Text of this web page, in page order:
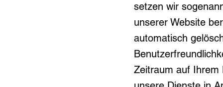
setzen wir
unserer Website
automatisch
Zeitraum auf Ihrem